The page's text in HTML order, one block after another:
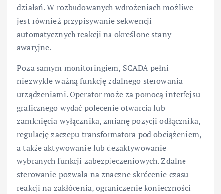
działań. W rozbudowanych wdrożeniach możliwe
jest również przypisywanie sekwencji
automatycznych reakcji na określone stany
awaryjne.
Poza samym monitoringiem, SCADA pełni
niezwykle ważną funkcję zdalnego sterowania
urządzeniami. Operator może za pomocą interfejsu
graficznego wydać polecenie otwarcia lub
zamknięcia wyłącznika, zmianę pozycji odłącznika,
regulację zaczepu transformatora pod obciążeniem,
a także aktywowanie lub dezaktywowanie
wybranych funkcji zabezpieczeniowych. Zdalne
sterowanie pozwala na znaczne skrócenie czasu
reakcji na zakłócenia, ograniczenie konieczności